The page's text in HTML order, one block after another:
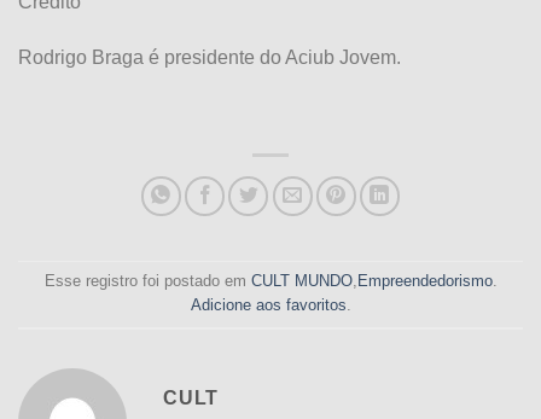
Rodrigo Braga é presidente do Aciub Jovem.
Esse registro foi postado em CULT MUNDO, Empreendedorismo.
Adicione aos favoritos.
CULT